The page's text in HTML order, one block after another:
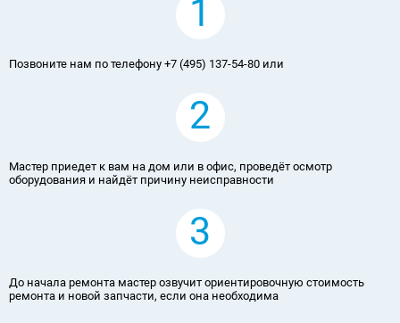
1
Позвоните нам по телефону +7 (495) 137-54-80 или
2
Мастер приедет к вам на дом или в офис, проведёт осмотр
оборудования и найдёт причину неисправности
3
До начала ремонта мастер озвучит ориентировочную стоимость
ремонта и новой запчасти, если она необходима